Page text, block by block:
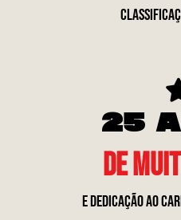
25
de
e dedicação ao